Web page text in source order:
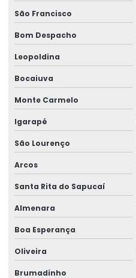
São Francisco
Bom Despacho
Leopoldina
Bocaiuva
Monte Carmelo
Igarapé
São Lourenço
Arcos
Santa Rita do Sapucaí
Almenara
Boa Esperança
Oliveira
Brumadinho